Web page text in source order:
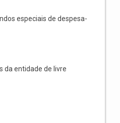
especiais de despesa-
da entidade de livre